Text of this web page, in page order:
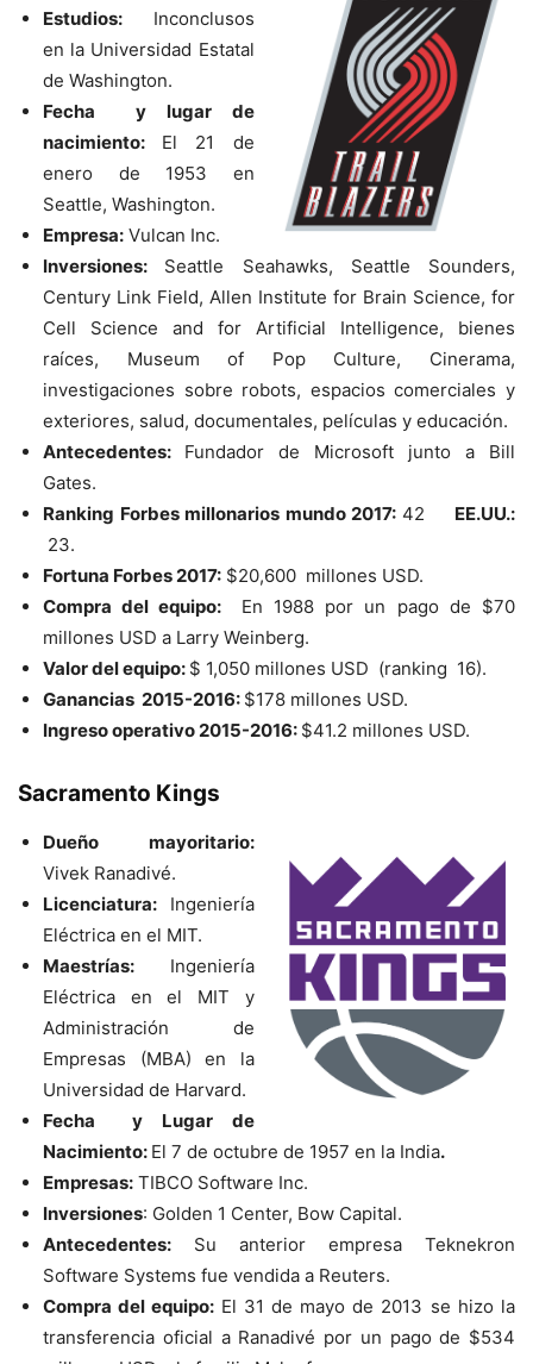
Estudios: Inconclusos
en la Universidad Estatal
de Washington.
Fecha y lugar de
nacimiento: El 21 de
enero de 1953 en
Seattle, Washington.
Empresa: Vulcan Inc.
Inversiones: Seattle Seahawks, Seattle Sounders,
Century Link Field, Allen Institute for Brain Science, for
Cell Science and for Artificial Intelligence, bienes
raíces, Museum of Pop Culture, Cinerama,
investigaciones sobre robots, espacios comerciales y
exteriores, salud, documentales, películas y educación.
Antecedentes: Fundador de Microsoft junto a Bill
Gates.
Ranking Forbes millonarios mundo 2017: 42
EE.UU.:
23.
Fortuna Forbes 2017: $20,600 millones USD.
Compra del equipo: En 1988 por un pago de $70
millones USD a Larry Weinberg.
Valor del equipo: $ 1,050 millones USD (ranking 16).
Ganancias 2015-2016: $178 millones USD.
Ingreso operativo 2015-2016: $41.2 millones USD.
Sacramento Kings
Dueño mayoritario:
Vivek Ranadivé.
Licenciatura: Ingeniería
Eléctrica en el MIT.
Maestrías: Ingeniería
Eléctrica en el MIT y
Administración de
Empresas (MBA) en la
Universidad de Harvard.
Fecha y Lugar de
Nacimiento: El 7 de octubre de 1957 en la India.
Empresas: TIBCO Software Inc.
Inversiones: Golden 1 Center, Bow Capital.
Antecedentes: Su anterior empresa Teknekron
Software Systems fue vendida a Reuters.
Compra del equipo: El 31 de mayo de 2013 se hizo la
transferencia oficial a Ranadivé por un pago de $534